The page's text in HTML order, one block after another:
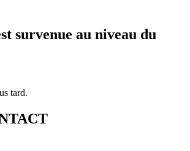
survenue au niveau du
tard.